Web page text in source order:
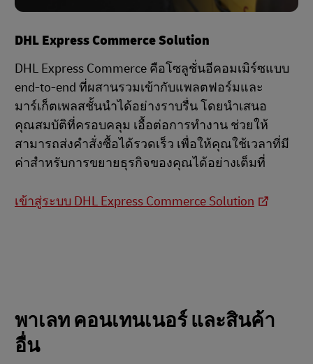
DHL Express Commerce Solution
DHL Express Commerce คือโซลูชั่นอีคอมเมิร์ซแบบ
end-to-end ที่ผสานรวมเข้ากับแพลตฟอร์มและ
มาร์เก็ตเพลสชั้นนำได้อย่างราบรื่น โดยนำเสนอ
คุณสมบัติที่ครอบคลุม เอื้อต่อการทำงาน ช่วยให้
สามารถส่งคำสั่งซื้อได้รวดเร็ว เพื่อให้คุณใช้เวลาที่มี
ค่าสำหรับการขยายธุรกิจของคุณได้อย่างเต็มที่
เข้าสู่ระบบ DHL Express Commerce Solution
พาเลท คอนเทนเนอร์ และสินค้า
อื่น